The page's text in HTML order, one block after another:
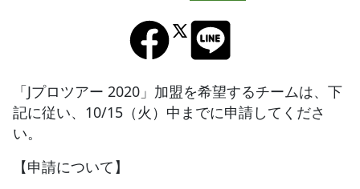
競技ガイド
加盟・登録
エントリー
「Jプロツアー 2020」加盟を希望するチームは、下
記に従い、10/15（火）中までに申請してくださ
い。
【申請について】